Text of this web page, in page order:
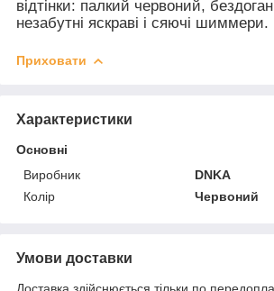
відтінки: палкий червоний,
незабутні яскраві і сяючі шиммери.
Приховати
Характеристики
Основні
Виробник
DNKA
Колір
Червоний
Умови доставки
Доставка здійснюється тільки по